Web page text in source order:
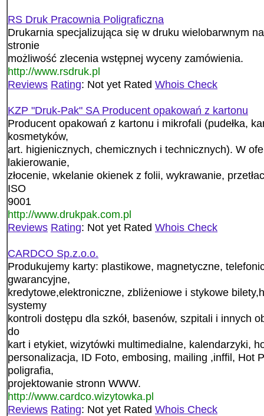
RS Druk Pracownia Poligraficzna
Drukarnia specjalizująca się w druku wielobarwnym
stronie
możliwość zlecenia wstępnej wyceny zamówienia.
http://www.rsdruk.pl
Reviews Rating: Not yet Rated Whois Check
KZP "Druk-Pak" SA Producent opakowań z kartonu
Producent opakowań z kartonu i mikrofali (pudełka,
kosmetyków,
art. higienicznych, chemicznych i technicznych). W
lakierowanie,
złocenie, wkelanie okienek z folii, wykrawanie,
ISO
9001
http://www.drukpak.com.pl
Reviews Rating: Not yet Rated Whois Check
CARDCO Sp.z.o.o.
Produkujemy karty: plastikowe, magnetyczne,
gwarancyjne,
kredytowe,elektroniczne, zbliżeniowe i stykowe
systemy
kontroli dostępu dla szkół, basenów, szpitali i innych
do
kart i etykiet, wizytówki multimedialne, kalendarzyki,
personalizacja, ID Foto, embosing, mailing ,inffil, Hot
poligrafia,
projektowanie stronn WWW.
http://www.cardco.wizytowka.pl
Reviews Rating: Not yet Rated Whois Check